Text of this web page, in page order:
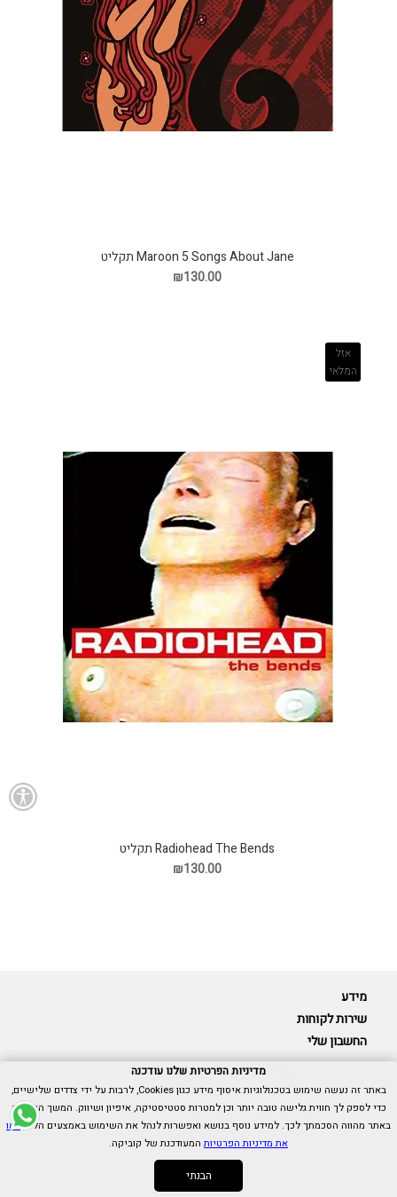
Maroon 5 Songs About Jane תקליט
₪130.00
אזל
המלאי
Radiohead The Bends תקליט
₪130.00
מידע
שירות לקוחות
החשבון שלי
Cubica © כל הזכויות שמורות.
אנו כאן בשבילך -055-9511314
מדיניות הפרטיות שלנו עודכנה
באתר זה נעשה שימוש בטכנולוגיות איסוף מידע כגון Cookies, לרבות על ידי צדדים שלישיים,
כדי לספק לך חווית גלישה טובה יותר וכן למטרות סטטיסטיקה, איפיון ושיווק. המשך הגלישה
באתר מהווה הסכמתך לכך. למידע נוסף בנושא ואפשרות לנהל את השימוש באמצעים הללו,ראו
את מדיניות הפרטיותהמעודכנת של קוביקה.
הבנתי